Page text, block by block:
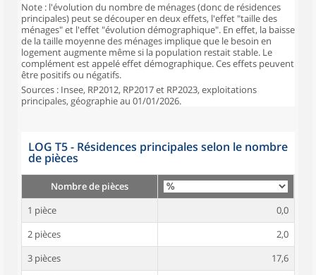
Note : l'évolution du nombre de ménages (donc de résidences
principales) peut se découper en deux effets, l'effet "taille des
ménages" et l'effet "évolution démographique". En effet, la baisse
de la taille moyenne des ménages implique que le besoin en
logement augmente même si la population restait stable. Le
complément est appelé effet démographique. Ces effets peuvent
être positifs ou négatifs.
Sources : Insee, RP2012, RP2017 et RP2023, exploitations
principales, géographie au 01/01/2026.
LOG T5 - Résidences principales selon le nombre
de pièces
Nombre de pièces
1 pièce
0,0
2 pièces
2,0
3 pièces
17,6